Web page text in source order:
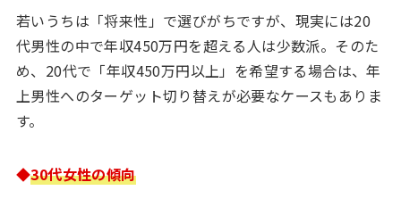
若いうちは「将来性」で選びがちですが、現実には20
代男性の中で年収450万円を超える人は少数派。そのた
め、20代で「年収450万円以上」を希望する場合は、年
上男性へのターゲット切り替えが必要なケースもありま
す。
◆30代女性の傾向